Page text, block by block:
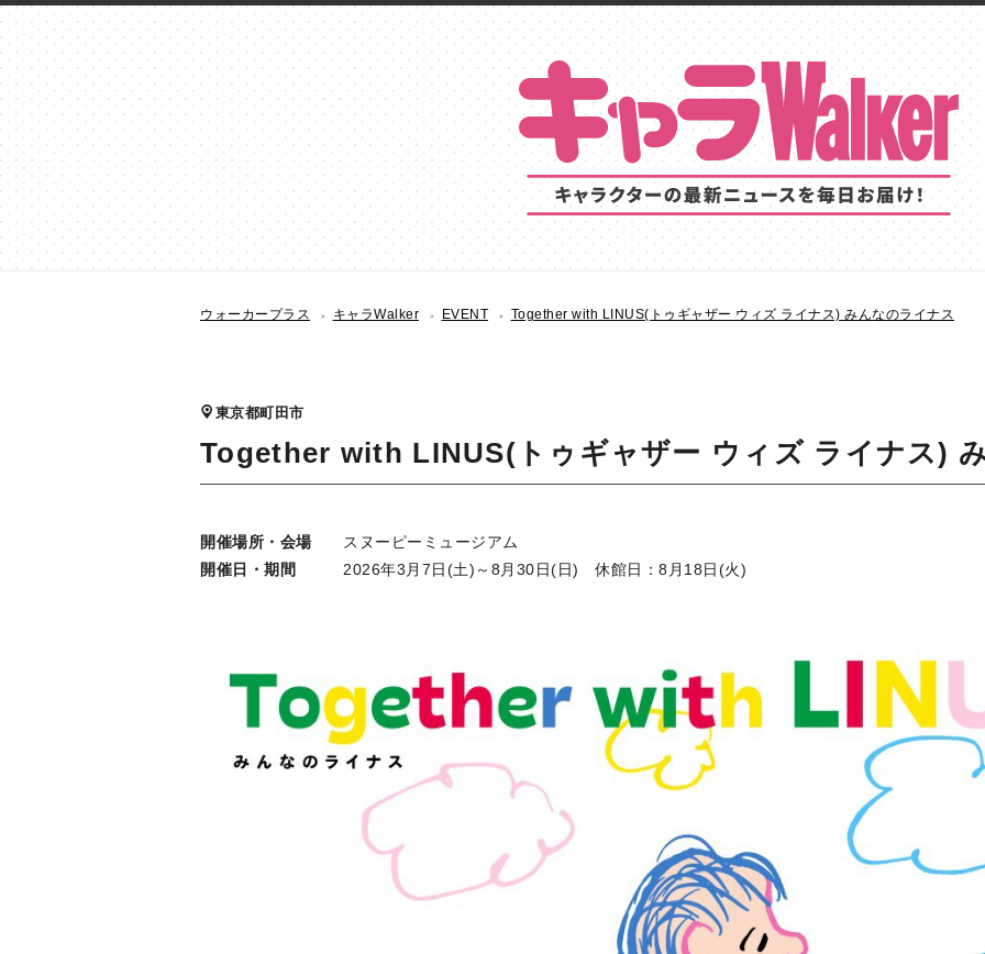
ウォーカープラス キャラWalker EVENT Together with LINUS(トゥギャザー ウィズ ライナス) みんなのライナス
東京都町田市
Together with LINUS(トゥギャザー ウィズ ライナス)
開催場所・会場
スヌーピーミュージアム
開催日・期間
2026年3月7日(土)～8月30日(日) 休館日：8月18日(火)